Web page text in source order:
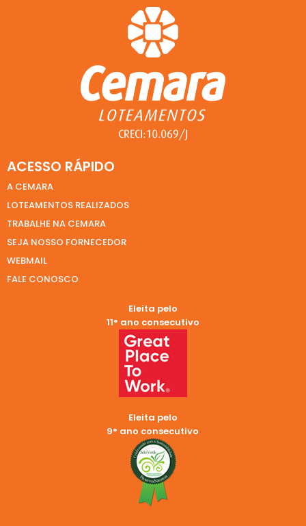
ACESSO RÁPIDO
A CEMARA
LOTEAMENTOS REALIZADOS
TRABALHE NA CEMARA
SEJA NOSSO FORNECEDOR
WEBMAIL
FALE CONOSCO
Eleita pelo
11° ano consecutivo
Eleita pelo
9° ano consecutivo